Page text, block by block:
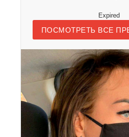
Expired
ПОСМОТРЕТЬ ВСЕ